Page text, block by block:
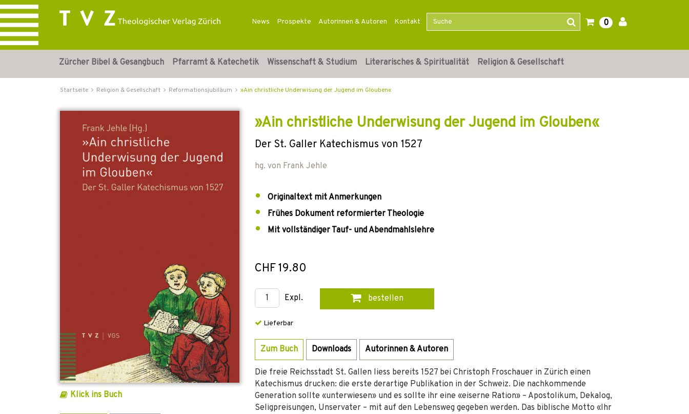
News Prospekte Autorinnen & Autoren Kontakt 0
Zürcher Bibel & Gesangbuch Pfarramt & Katechetik Wissenschaft & Studium Literarisches & Spiritualität Religion & Gesellschaft
Startseite Religion & Gesellschaft Reformationsjubiläum »Ain christliche Underwisung der Jugend im Glouben«
Klick ins Buch
»Ain christliche Underwisung der Jugend im Glouben«
Der St. Galler Katechismus von 1527
hg. von Frank Jehle
Originaltext mit Anmerkungen
Frühes Dokument reformierter Theologie
Mit vollständiger Tauf- und Abendmahlslehre
CHF 19.80
Expl. bestellen
Lieferbar
Zum Buch Downloads Autorinnen & Autoren
Die freie Reichsstadt St. Gallen liess bereits 1527 bei Christoph Froschauer in Zürich einen
Katechismus drucken: die erste derartige Publikation in der Schweiz. Die nachkommende
Generation sollte «unterwiesen» und es sollte ihr eine «eiserne Ration» – Apostolikum, Dekalog,
Seligpreisungen, Unservater – mit auf den Lebensweg gegeben werden. Das biblische Motto «Ihr